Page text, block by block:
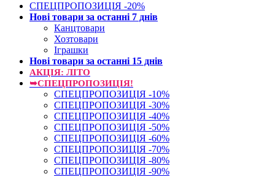
СПЕЦПРОПОЗИЦІЯ -20%
Нові товари за останнi 7 днiв
Канцтовари
Хозтовари
Іграшки
Нові товари за останнi 15 днiв
АКЦІЯ: ЛІТО
➥СПЕЦПРОПОЗИЦІЯ!
СПЕЦПРОПОЗИЦІЯ -10%
СПЕЦПРОПОЗИЦІЯ -30%
СПЕЦПРОПОЗИЦІЯ -40%
СПЕЦПРОПОЗИЦІЯ -50%
СПЕЦПРОПОЗИЦІЯ -60%
СПЕЦПРОПОЗИЦІЯ -70%
СПЕЦПРОПОЗИЦІЯ -80%
СПЕЦПРОПОЗИЦІЯ -90%